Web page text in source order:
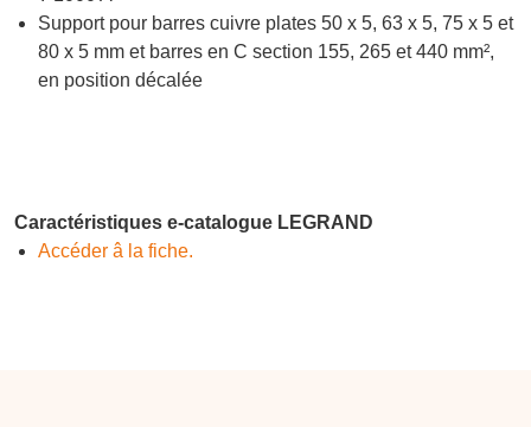
Support pour barres cuivre plates 50 x 5, 63 x 5, 75 x 5 et
80 x 5 mm et barres en C section 155, 265 et 440 mm²,
en position décalée
Caractéristiques e-catalogue LEGRAND
Accéder â la fiche.